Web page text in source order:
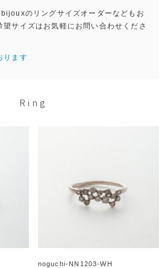
のリングサイズオーダーなどもお
サイズはお気軽にお問い合わせくださ
ります
Ring
noguchi-NN1203-WH